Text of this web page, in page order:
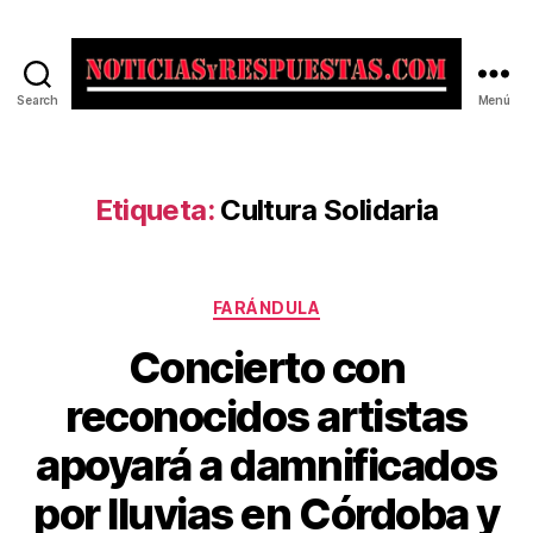
Search Menú
Etiqueta: Cultura Solidaria
Categorías
FARÁNDULA
Concierto con
reconocidos artistas
apoyará a damnificados
por lluvias en Córdoba y